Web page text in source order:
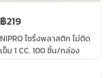
฿219
NIPRO ไซริ้งพลาสติก ไม่ติด
เข็ม 1 CC. 100 ชิ้น/กล่อง